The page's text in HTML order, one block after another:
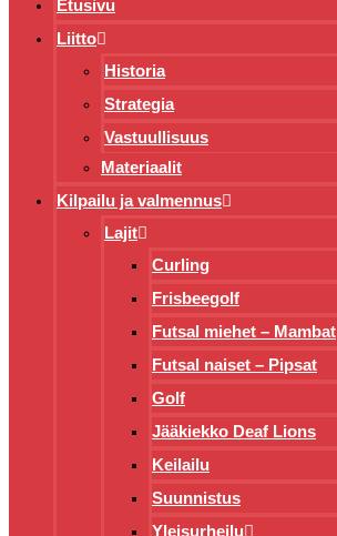
Etusivu
Liitto
Historia
Strategia
Vastuullisuus
Materiaalit
Kilpailu ja valmennus
Lajit
Curling
Frisbeegolf
Futsal miehet – Mambat
Futsal naiset – Pipsat
Golf
Jääkiekko Deaf Lions
Keilailu
Suunnistus
Yleisurheilu